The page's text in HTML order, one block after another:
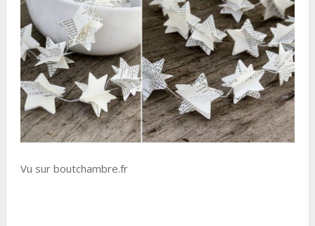
Vu sur boutchambre.fr